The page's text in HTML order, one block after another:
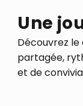
Une
Découvrez
partagée,
et de